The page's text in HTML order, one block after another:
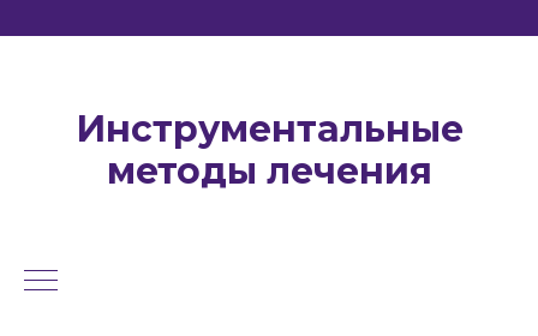
Инструментальные
методы лечения